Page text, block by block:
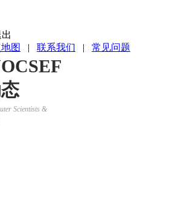
图 | 联系我们 | 常见问题
Scientists &